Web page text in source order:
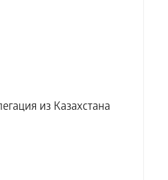
из Казахстана